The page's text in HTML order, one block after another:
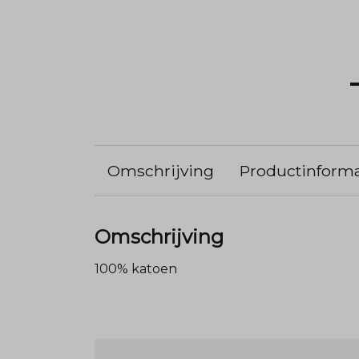
Omschrijving
Omschrijving
100% katoen